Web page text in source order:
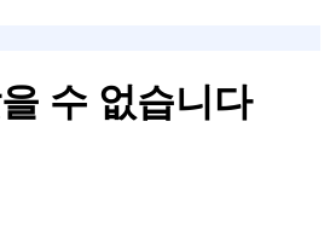
수 없습니다